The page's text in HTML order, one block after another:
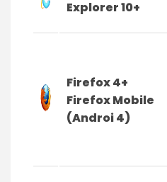
Explorer 10+
Firefox 4+
Firefox Mobile
(Androi 4)